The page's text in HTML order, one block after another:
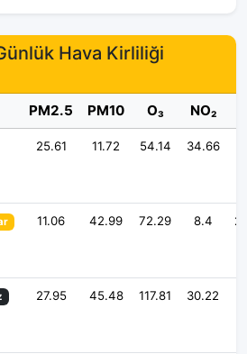
Hava Kirliliği
PM2.5 PM10 O₃ NO₂
25.61 11.72 54.14 34.66
11.06 42.99 72.29 8.4
27.95 45.48 117.81 30.22